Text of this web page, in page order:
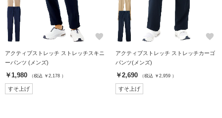
favorite
アクティブストレッチ ストレッチスキニ
ーパンツ (メンズ)
￥1,980 （税込 ￥2,178 ）
すそ上げ
favorite
アクティブストレッチ ストレッチカーゴ
パンツ(メンズ)
￥2,690 （税込 ￥2,959 ）
すそ上げ